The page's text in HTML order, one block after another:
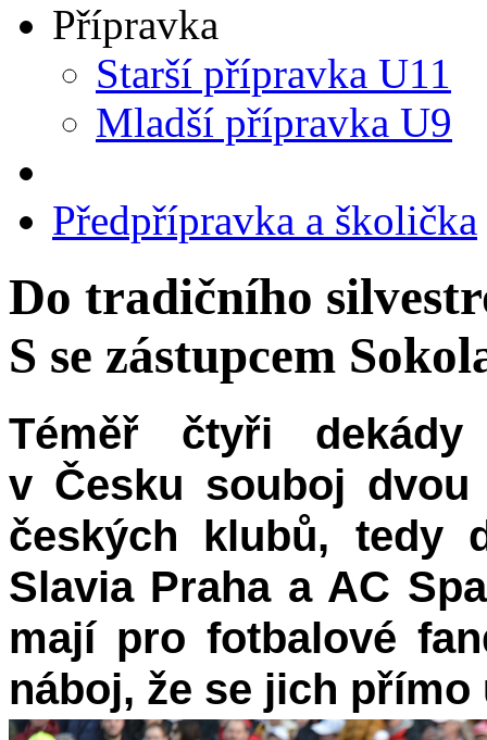
Přípravka
Starší přípravka U11
Mladší přípravka U9
Předpřípravka a školička
Do tradičního
S se zástupcem
Téměř čtyři
v Česku souboj
českých klubů, tedy
Slavia Praha a AC
mají pro fotbalové
náboj, že se jich